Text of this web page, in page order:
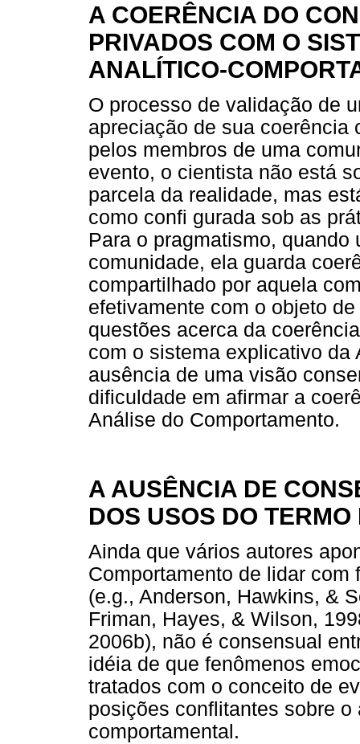
A COERÊNCIA DO
PRIVADOS COM O
ANALÍTICO-
O processo de validação de
apreciação de sua coerência
pelos membros de uma
evento, o cientista não está
parcela da realidade, mas
como confi gurada sob as
Para o pragmatismo,
comunidade, ela guarda
compartilhado por aquela
efetivamente com o objeto
questões acerca da
com o sistema explicativo da
ausência de uma visão
dificuldade em afirmar a
Análise do Comportamento.
A AUSÊNCIA DE
DOS USOS DO
Ainda que vários autores
Comportamento de lidar
(e.g., Anderson, Hawkins, &
Friman, Hayes, & Wilson,
2006b), não é consensual
idéia de que fenômenos
tratados com o conceito de
posições conflitantes sobre
comportamental.